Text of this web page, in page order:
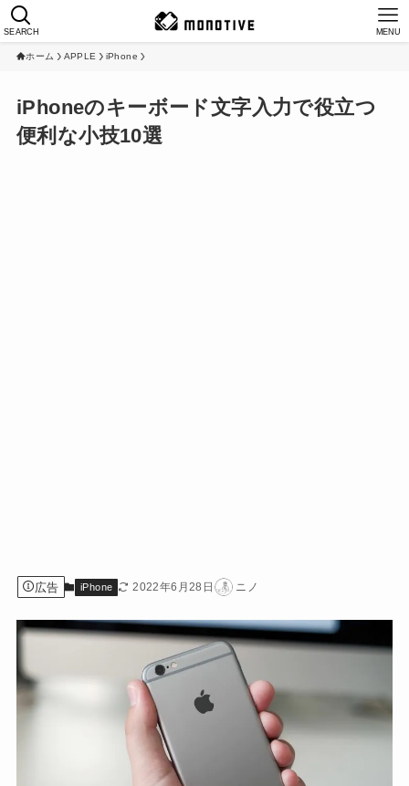
SEARCH MENU
ホーム APPLE iPhone
iPhoneのキーボード文字入力で役立つ
便利な小技10選
広告 iPhone 2022年6月28日 ニノ